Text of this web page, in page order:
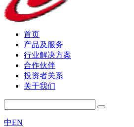
首页
产品及服务
行业解决方案
合作伙伴
投资者关系
关于我们
中EN